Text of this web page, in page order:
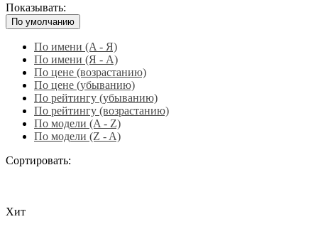
Показывать:
По умолчанию
По имени (A - Я)
По имени (Я - A)
По цене (возрастанию)
По цене (убыванию)
По рейтингу (убыванию)
По рейтингу (возрастанию)
По модели (A - Z)
По модели (Z - A)
Сортировать:
Хит